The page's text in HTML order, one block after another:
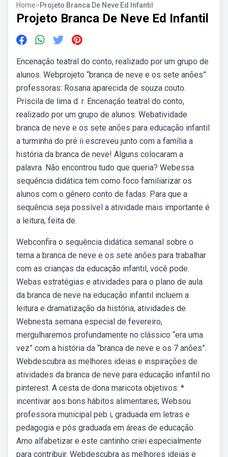
Home>Projeto Branca De Neve Ed Infantil
Projeto Branca De Neve Ed Infantil
Encenação teatral do conto, realizado por um grupo de
alunos. Webprojeto “branca de neve e os sete anões”
professoras: Rosana aparecida de souza couto.
Priscila de lima d. r. Encenação teatral do conto,
realizado por um grupo de alunos. Webatividade
branca de neve e os sete anões para educação infantil
a turminha do pré ii escreveu junto com a família a
história da branca de neve! Alguns colocaram a
palavra. Não encontrou tudo que queria? Webessa
sequência didática tem como foco familiarizar os
alunos com o gênero conto de fadas. Para que a
sequência seja possível a atividade mais importante é
a leitura, feita de.
Webconfira o sequência didática semanal sobre o
tema a branca de neve e os sete anões para trabalhar
com as crianças da educação infantil, você pode.
Webas estratégias e atividades para o plano de aula
da branca de neve na educação infantil incluem a
leitura e dramatização da história, atividades de.
Webnesta semana especial de fevereiro,
mergulharemos profundamente no clássico “era uma
vez” com a história da “branca de neve e os 7 anões”.
Webdescubra as melhores ideias e inspirações de
atividades da branca de neve para educação infantil no
pinterest. A cesta de dona maricota objetivos: *
incentivar aos bons hábitos alimentares; Websou
professora municipal peb i, graduada em letras e
pedagogia e pós graduada em áreas de educação.
Amo alfabetizar e este cantinho criei especialmente
para contribuir. Webdescubra as melhores ideias e